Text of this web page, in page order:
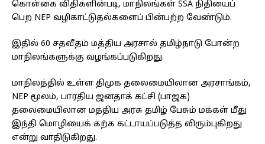
கொள்கை விதிகளின்படி, மாநிலங்கள் SSA நிதியைப்
பெற NEP வழிகாட்டுதல்களைப் பின்பற்ற வேண்டும்.
இதில் 60 சதவீதம் மத்திய அரசால் தமிழ்நாடு போன்ற
மாநிலங்களுக்கு வழங்கப்படுகிறது.
மாநிலத்தில் உள்ள திமுக தலைமையிலான அரசாங்கம்,
NEP மூலம், பாரதிய ஜனதாக் கட்சி (பாஜக)
தலைமையிலான மத்திய அரசு தமிழ் பேசும் மக்கள் மீது
இந்தி மொழியைக் கற்க கட்டாயப்படுத்த விரும்புகிறது
என்று வாதிடுகிறது.